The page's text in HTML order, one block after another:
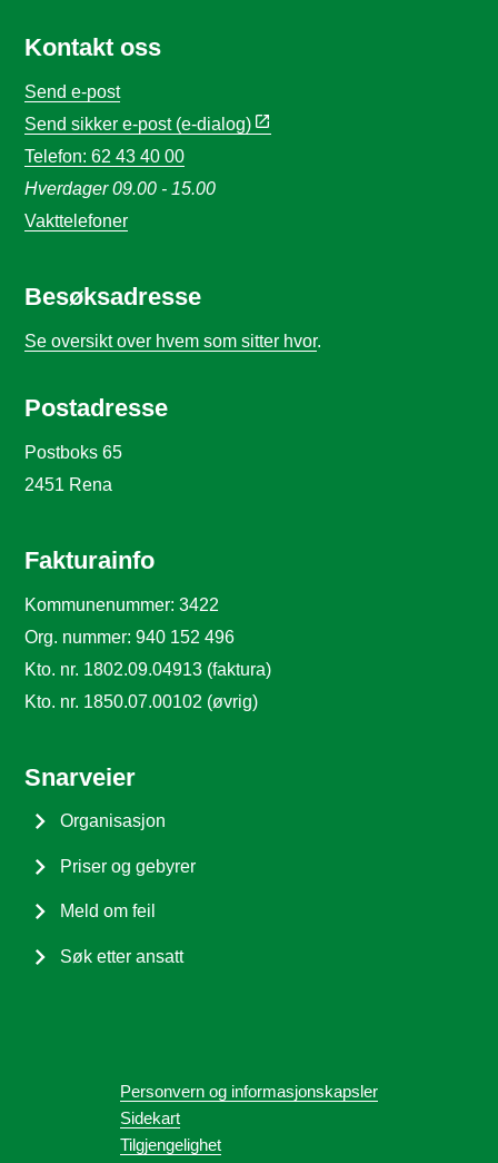
Kontakt oss
Send e-post
Send sikker e-post (e-dialog)
Telefon: 62 43 40 00
Hverdager 09.00 - 15.00
Vakttelefoner
Besøksadresse
Se oversikt over hvem som sitter hvor.
Postadresse
Postboks 65
2451 Rena
Fakturainfo
Kommunenummer: 3422
Org. nummer: 940 152 496
Kto. nr. 1802.09.04913 (faktura)
Kto. nr. 1850.07.00102 (øvrig)
Snarveier
Organisasjon
Priser og gebyrer
Meld om feil
Søk etter ansatt
Personvern og informasjonskapsler
Sidekart
Tilgjengelighet